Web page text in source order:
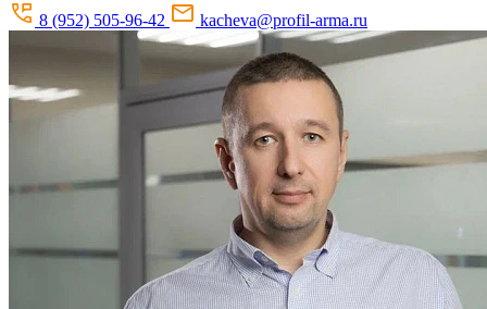
8 (952) 505-96-42
kacheva@profil-arma.ru